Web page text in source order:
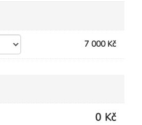
7 000 Kč
0 Kč